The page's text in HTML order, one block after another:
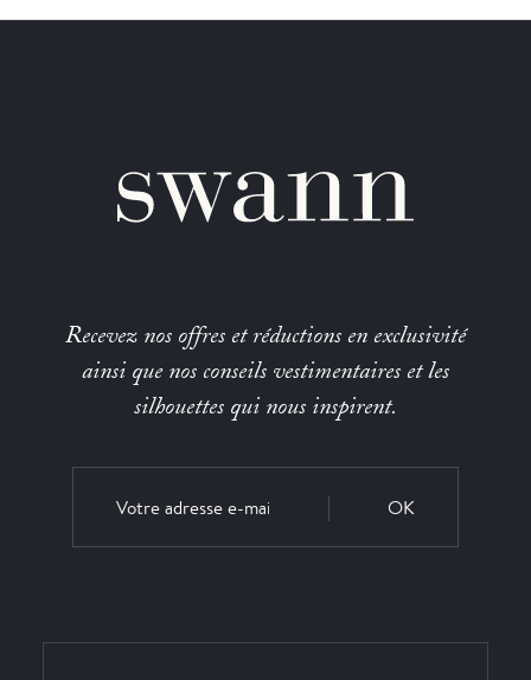
Recevez nos offres et réductions en exclusivité
ainsi que nos conseils vestimentaires et les
silhouettes qui nous inspirent.
OK